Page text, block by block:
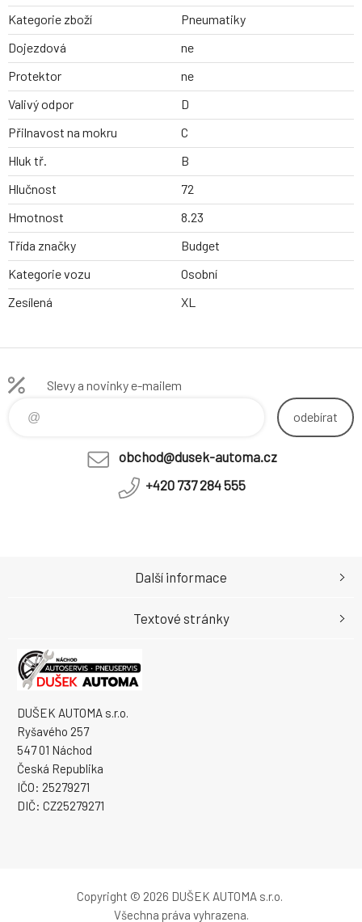
Kategorie zboží
Pneumatiky
Dojezdová
ne
Protektor
ne
Valivý odpor
D
Přilnavost na mokru
C
Hluk tř.
B
Hlučnost
72
Hmotnost
8.23
Třída značky
Budget
Kategorie vozu
Osobní
Zesílená
XL
Slevy a novinky e-mailem
odebírat
obchod@dusek-automa.cz
+420 737 284 555
DUŠEK AUTOMA s.r.o.
Ryšavého 257
547 01 Náchod
Česká Republika
IČO: 25279271
DIČ: CZ25279271
Další informace
Textové stránky
Copyright © 2026 DUŠEK AUTOMA s.r.o.
Všechna práva vyhrazena.